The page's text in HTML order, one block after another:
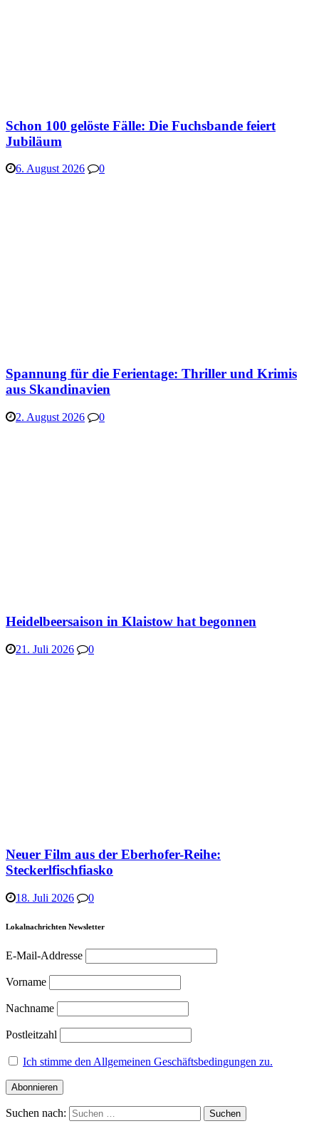
Schon 100 gelöste Fälle: Die Fuchsbande feiert
Jubiläum
6. August 2026 0
Spannung für die Ferientage: Thriller und Krimis
aus Skandinavien
2. August 2026 0
Heidelbeersaison in Klaistow hat begonnen
21. Juli 2026 0
Neuer Film aus der Eberhofer-Reihe:
Steckerlfischfiasko
18. Juli 2026 0
Lokalnachrichten Newsletter
E-Mail-Addresse
Vorname
Nachname
Postleitzahl
Ich stimme den Allgemeinen Geschäftsbedingungen zu.
Suchen nach: